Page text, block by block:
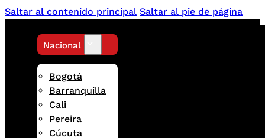
Saltar al contenido principal Saltar al pie de página
Nacional
Bogotá
Barranquilla
Cali
Pereira
Cúcuta